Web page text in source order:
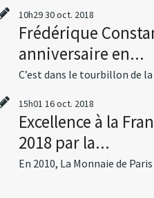
10h2930oct. 2018
Frédérique
anniversaire en...
C’est dans le tourbillon de la
15h01 16oct. 2018
Excellence à la
2018 par la...
En 2010, La Monnaie de